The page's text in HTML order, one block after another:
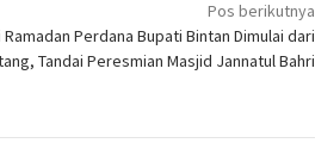
Pos berikutnya
Perdana Bupati Bintan Dimulai dari
Tandai Peresmian Masjid Jannatul Bahri